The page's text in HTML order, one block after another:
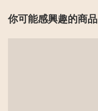
你可能感興趣的商品